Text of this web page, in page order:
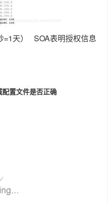
天） SOA表明授权信息
配置文件是否正确
００．１６８．１９２．ｉｎ
，可以将正向区域配置文件拷